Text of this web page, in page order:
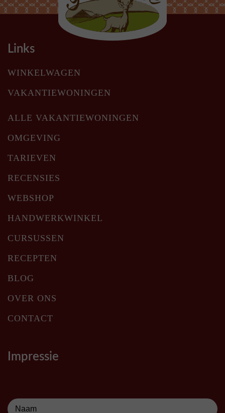
Links
WINKELWAGEN
VAKANTIEWONINGEN
ALLE VAKANTIEWONINGEN
OMGEVING
TARIEVEN
RECENSIES
WEBSHOP
HANDWERKWINKEL
CURSUSSEN
RECEPTEN
BLOG
OVER ONS
CONTACT
Impressie